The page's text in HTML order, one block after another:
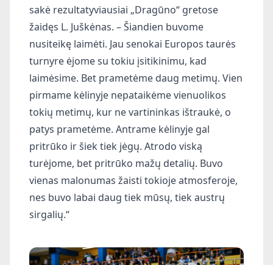
sakė rezultatyviausiai „Dragūno“ gretose
žaidęs L. Juškėnas. – Šiandien buvome
nusiteikę laimėti. Jau senokai Europos taurės
turnyre ėjome su tokiu įsitikinimu, kad
laimėsime. Bet prametėme daug metimų. Vien
pirmame kėlinyje nepataikėme vienuolikos
tokių metimų, kur ne vartininkas ištraukė, o
patys prametėme. Antrame kėlinyje gal
pritrūko ir šiek tiek jėgų. Atrodo viską
turėjome, bet pritrūko mažų detalių. Buvo
vienas malonumas žaisti tokioje atmosferoje,
nes buvo labai daug tiek mūsų, tiek austrų
sirgalių.“